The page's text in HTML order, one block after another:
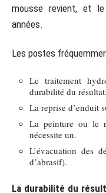
mousse revient, et
années.
Les postes
Le traitement
durabilité du résultat.
La reprise d’enduit
La peinture ou le
nécessite un.
L’évacuation des
d’abrasif).
La durabilité du